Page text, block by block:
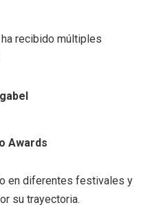
recibido múltiples
Awards
en diferentes festivales y
su trayectoria.